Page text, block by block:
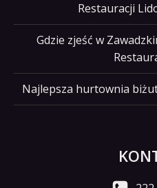
Restauracji
Gdzie zjeść w
Najlepsza hurtownia